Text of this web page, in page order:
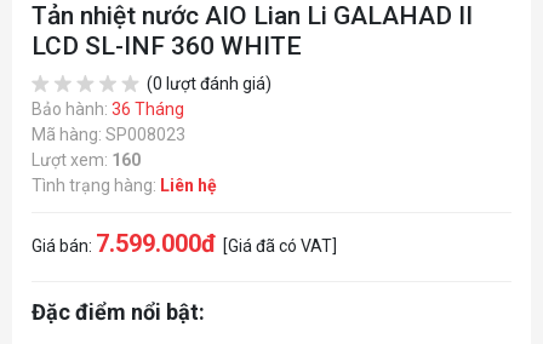
Tản nhiệt nước AIO Lian Li GALAHAD II
LCD SL-INF 360 WHITE
(0 lượt đánh giá)
Bảo hành: 36 Tháng
Mã hàng: SP008023
Lượt xem: 160
Tình trạng hàng: Liên hệ
Giá bán: 7.599.000đ [Giá đã có VAT]
Đặc điểm nổi bật: